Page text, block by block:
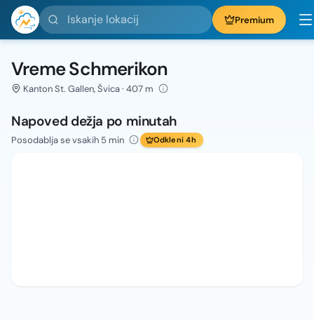
Iskanje lokacij Premium
Vreme Schmerikon
Kanton St. Gallen, Švica · 407 m
Napoved dežja po minutah
Posodablja se vsakih 5 min Odkleni 4h